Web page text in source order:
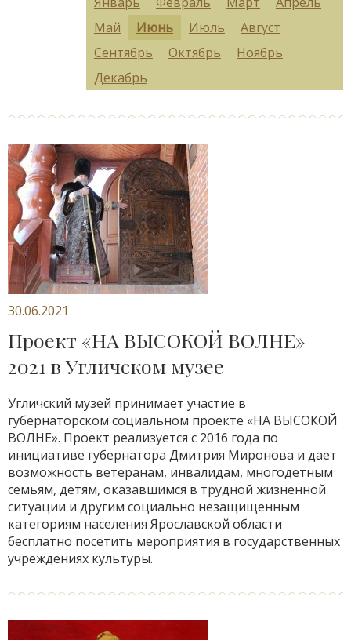
Май
Июнь Июль
Август
Сентябрь
Октябрь
Ноябрь
Декабрь
30.06.2021
Проект «НА ВЫСОКОЙ ВОЛНЕ»
2021 в Угличском музее
Угличский музей принимает участие в
губернаторском социальном проекте «НА ВЫСОКОЙ
ВОЛНЕ». Проект реализуется с 2016 года по
инициативе губернатора Дмитрия Миронова и дает
возможность ветеранам, инвалидам, многодетным
семьям, детям, оказавшимся в трудной жизненной
ситуации и другим социально незащищенным
категориям населения Ярославской области
бесплатно посетить мероприятия в государственных
учреждениях культуры.